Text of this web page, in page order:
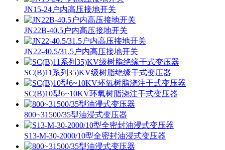
JN15-24户内高压接地开关
JN22B-40.5户内高压接地开关
JN22-40.5/31.5户内高压接地开关
SC(B)11系列35)KV级树脂绝缘干式变压器
SC(B)10型6~10KV环氧树脂浇注干式变压器
800~31500/35型油浸式变压器
S13-M-30-2000/10型全密封油浸式变压器